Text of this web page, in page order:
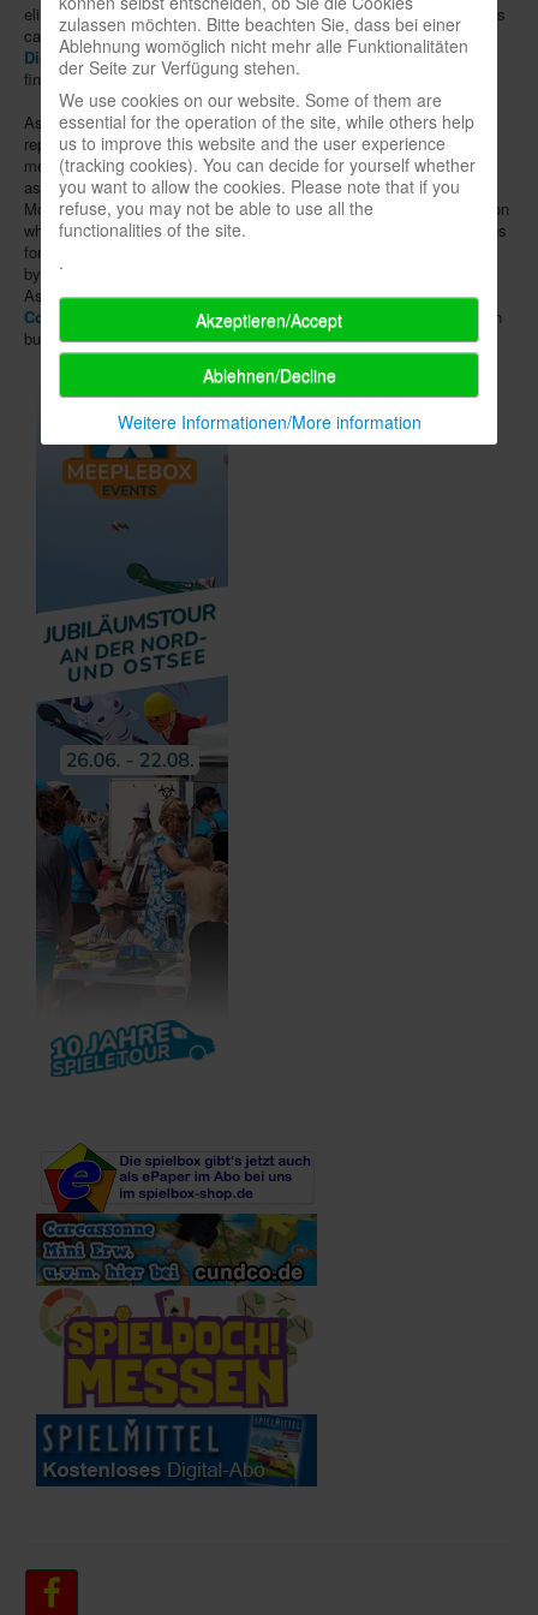
eliminating competitors by sabotaging them. The turn-based matches
can be played in single or multiplayer mode. Publisher is Asmodee
Digital. The preliminary version will be available in May with the
finished software following within the second quarter.
Asmodee's owner, Parisian investor Eurazeo Capital, had recently
reported a sales growth of 17 %for this subsidiary, which would
mean total revenues of about € 441 million. The increase is mainly
ascribed to game sales in Europe and Pokémontrading cards.
MoreoverAsmodee Entertainment has been founded, a new division
which is going to commercialize game themes as licensing templates
for movie, television and comic adaptations. The new division is led
by former Games Workshop manager
Asmodee has acquired the British game, puzzle and toy distributor
Coiledspring Games
; it will operate alongside the publisher's British
business but continue as a separate entity.
zulassen möchten. Bitte beachten Sie, dass bei einer
Ablehnung womöglich nicht mehr alle Funktionalitäten
der Seite zur Verfügung stehen.
We use cookies on our website. Some of them are
essential for the operation of the site, while others help
us to improve this website and the user experience
(tracking cookies). You can decide for yourself whether
you want to allow the cookies. Please note that if you
refuse, you may not be able to use all the
functionalities of the site.
.
Akzeptieren/Accept
Ablehnen/Decline
Weitere Informationen/More information